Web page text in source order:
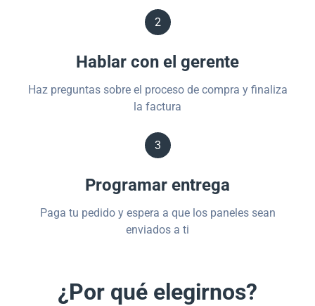
2
Hablar con el gerente
Haz preguntas sobre el proceso de compra y finaliza
la factura
3
Programar entrega
Paga tu pedido y espera a que los paneles sean
enviados a ti
¿Por qué elegirnos?